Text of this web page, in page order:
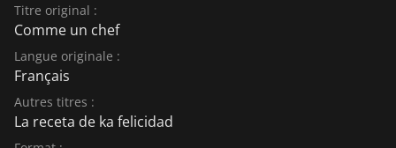
Titre original :
Comme un chef
Langue originale :
Français
Autres titres :
La receta de ka felicidad